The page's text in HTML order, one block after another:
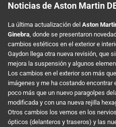
Noticias de Aston Martin
La última actualización del Aston
Ginebra , donde se presentaron
cambios estéticos en el exterior e
Gaydon llega otra nueva revisión, que
mejora la suspensión y algunos
Los cambios en el exterior son más
imágenes y me ha costando
poco más que un nuevo paragolpes
modificada y con una nueva rejilla
Otros cambios los vemos en los
ópticos (delanteros y traseros) y las